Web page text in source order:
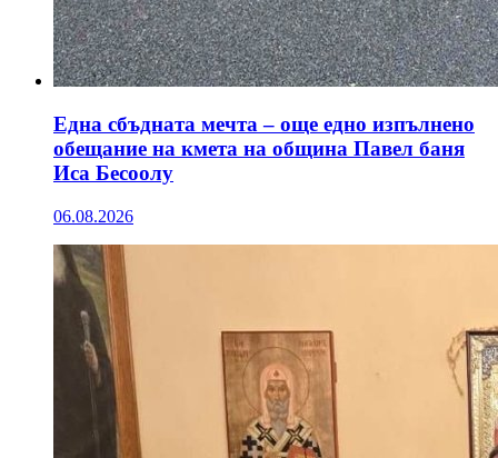
Една сбъдната мечта – още едно изпълнено
обещание на кмета на община Павел баня
Иса Бесоолу
06.08.2026